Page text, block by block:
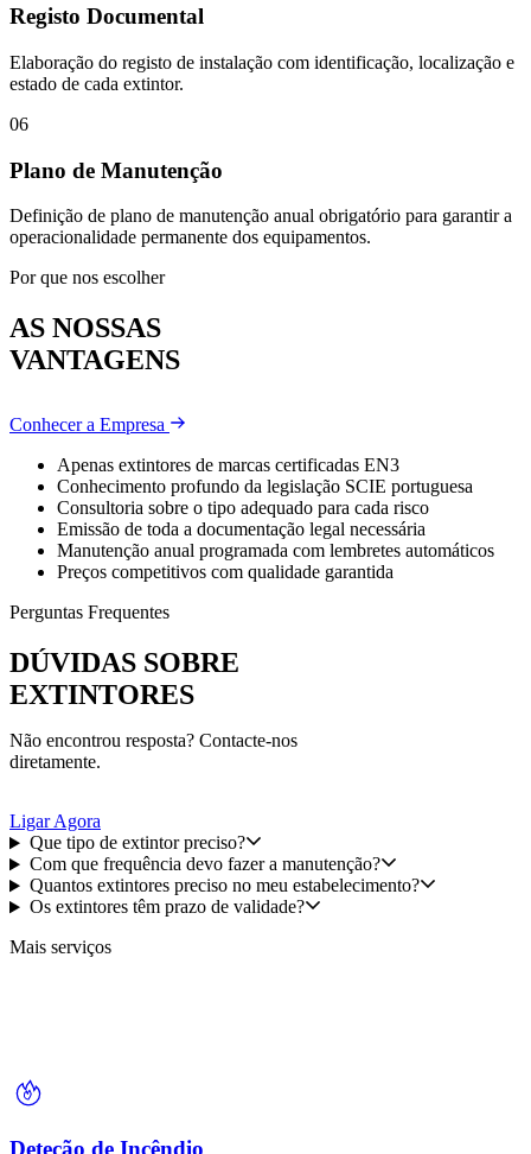
Registo Documental
Elaboração do registo de instalação com identificação, localização e
estado de cada extintor.
06
Plano de Manutenção
Definição de plano de manutenção anual obrigatório para garantir a
operacionalidade permanente dos equipamentos.
Por que nos escolher
AS NOSSAS
VANTAGENS
Conhecer a Empresa
Apenas extintores de marcas certificadas EN3
Conhecimento profundo da legislação SCIE portuguesa
Consultoria sobre o tipo adequado para cada risco
Emissão de toda a documentação legal necessária
Manutenção anual programada com lembretes automáticos
Preços competitivos com qualidade garantida
Perguntas Frequentes
DÚVIDAS SOBRE
EXTINTORES
Não encontrou resposta? Contacte-nos
diretamente.
Ligar Agora
Que tipo de extintor preciso?
Com que frequência devo fazer a manutenção?
Quantos extintores preciso no meu estabelecimento?
Os extintores têm prazo de validade?
Mais serviços
Deteção de Incêndio